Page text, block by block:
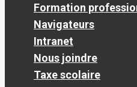
Formation
Navigateurs
Intranet
Nous joindre
Taxe scolaire